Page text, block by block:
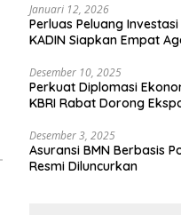
Januari 12, 2026
Perluas Peluang
KADIN Siapkan Empat
Desember 10, 2025
Perkuat Diplomasi
KBRI Rabat Dorong
Desember 3, 2025
Asuransi BMN Berbasis
Resmi Diluncurkan